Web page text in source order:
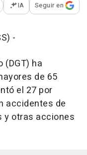
opciones para
IA Seguir en
-
(DGT) ha
de 65
el 27 por
accidentes de
y otras acciones